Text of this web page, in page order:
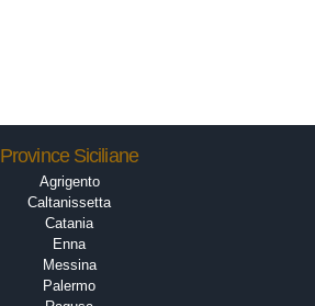
Province Siciliane
Agrigento
Caltanissetta
Catania
Enna
Messina
Palermo